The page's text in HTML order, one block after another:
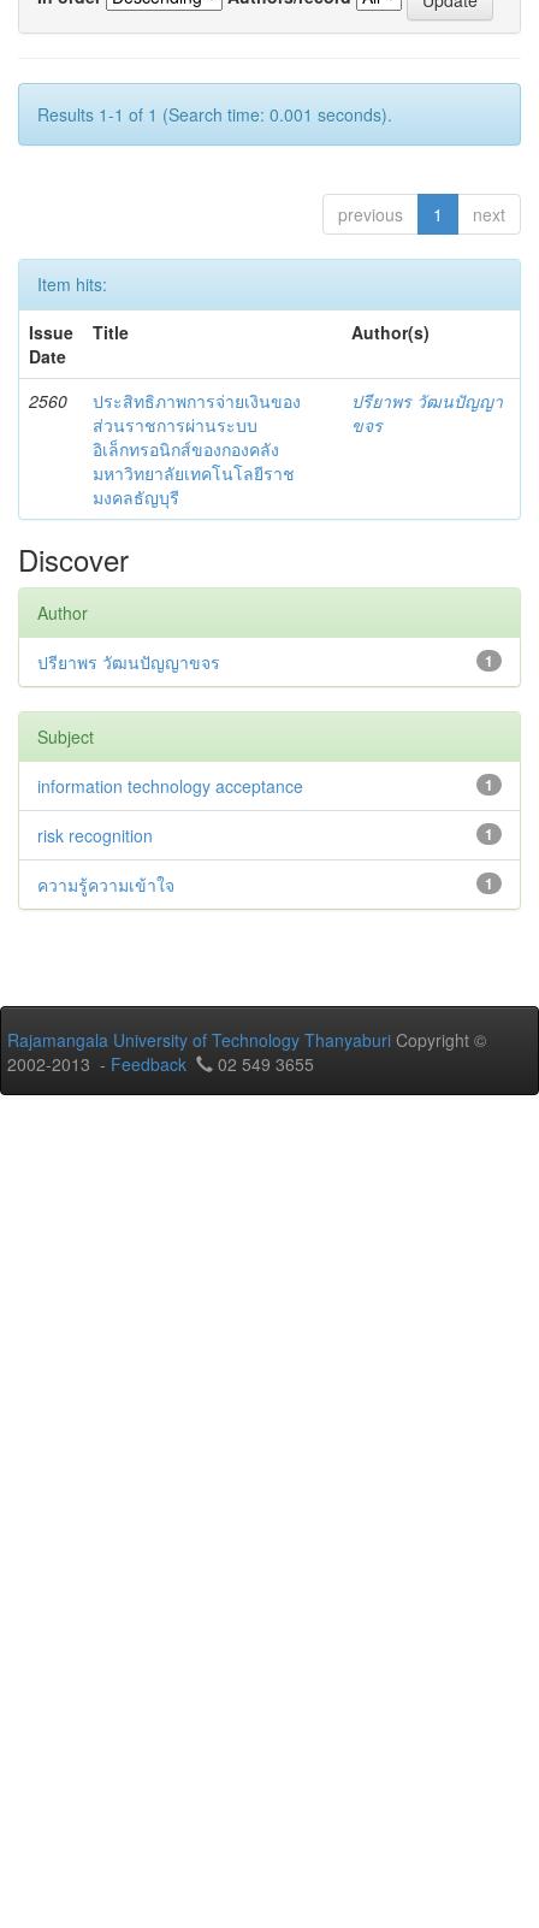
Results 1-1 of 1 (Search time: 0.001 seconds).
previous 1 next
Item hits:
Issue
Date
Title Author(s)
2560
ประสิทธิภาพการจ่ายเงินของ
ส่วนราชการผ่านระบบ
อิเล็กทรอนิกส์ของกองคลัง
มหาวิทยาลัยเทคโนโลยีราช
มงคลธัญบุรี
ปรียาพร วัฒนปัญญา
ขจร
Discover
Author
1
ปรียาพร วัฒนปัญญาขจร
Subject
1
information technology acceptance
1
risk recognition
1
ความรู้ความเข้าใจ
Rajamangala University of Technology Thanyaburi Copyright ©
2002-2013 - Feedback 02 549 3655